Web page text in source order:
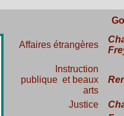
Affaires étrangères
Instruction
publique et beaux
arts
Justice